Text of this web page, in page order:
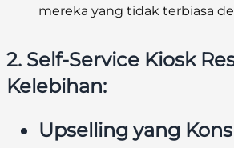
mereka yang tidak terbiasa
2. Self-Service Kiosk
Kelebihan:
Upselling yang